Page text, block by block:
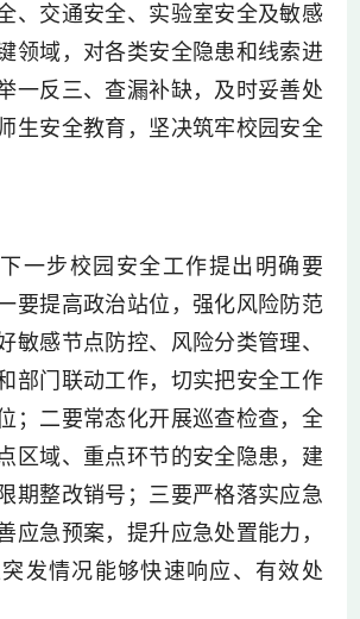
、交通安全、实验室安全及敏感
领域，对各类安全隐患和线索进
一反三、查漏补缺，及时妥善处
生安全教育，坚决筑牢校园安全
一步校园安全工作提出明确要
要提高政治站位，强化风险防范
敏感节点防控、风险分类管理、
部门联动工作，切实把安全工作
；二要常态化开展巡查检查，全
区域、重点环节的安全隐患，建
期整改销号；三要严格落实应急
应急预案，提升应急处置能力，
发情况能够快速响应、有效处